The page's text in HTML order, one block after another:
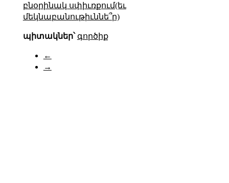
բնօրինակ սփիւռքում(եւ
մեկնաբանութիւննե՞ր)
պիտակներ՝ գործիք
←
→